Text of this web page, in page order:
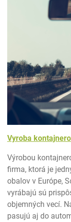
Vyroba
Výrobou
firma, ktorá je
obalov v Európe,
vyrábajú sú
objemných vecí.
pasujú aj do